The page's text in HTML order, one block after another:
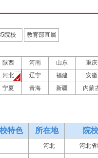
院校 教育部直属
陕西 河南 山东
重庆
河北 辽宁 福建
安徽
宁夏 青海 新疆 内蒙
特色 所在地 院
河北 河北